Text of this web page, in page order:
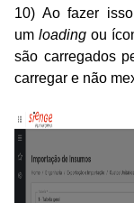
10) Ao fazer
um loading ou
são carregados
carregar e não